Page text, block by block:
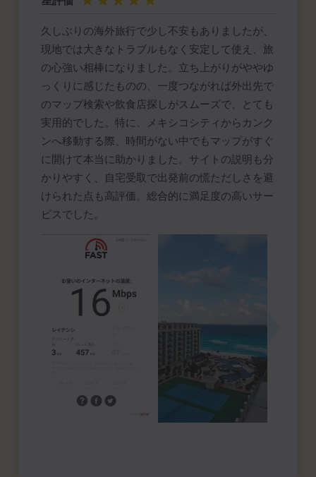
久しぶりの海外旅行で少し不安もありましたが、
現地では大きなトラブルもなく安定して使え、旅
の心強い相棒になりました。立ち上がりがややゆ
っくりに感じたものの、一度つながれば外出先で
のマップ検索や飲食店探しがスムーズで、とても
実用的でした。特に、メキシコシティからカンク
ンへ移動する際、時間がない中でもマップがすぐ
に開けて本当に助かりました。サイトの説明も分
かりやすく、自宅受取で出発前の慌ただしさを避
けられた点も高評価。総合的に満足度の高いサー
ビスでした。